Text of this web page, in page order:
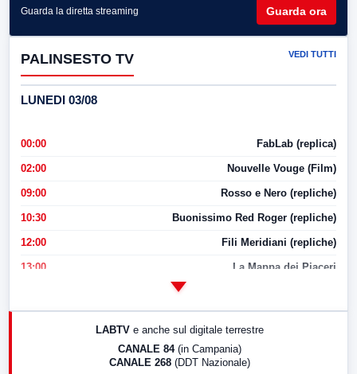
Guarda la diretta streaming Guarda ora
PALINSESTO TV VEDI TUTTI
LUNEDI 03/08
00:00 FabLab (replica)
02:00 Nouvelle Vouge (Film)
09:00 Rosso e Nero (repliche)
10:30 Buonissimo Red Roger (repliche)
12:00 Fili Meridiani (repliche)
13:00 La Mappa dei Piaceri
17:00 LabNews (replica)
LABTV e anche sul digitale terrestre
CANALE 84 (in Campania)
CANALE 268 (DDT Nazionale)